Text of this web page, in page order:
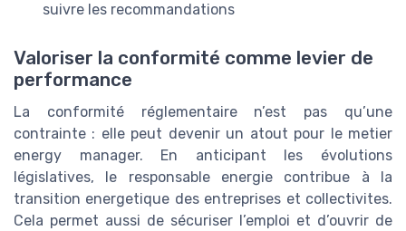
suivre les recommandations
Valoriser la conformité comme levier de
performance
La conformité réglementaire n’est pas qu’une
contrainte : elle peut devenir un atout pour le metier
energy manager. En anticipant les évolutions
législatives, le responsable energie contribue à la
transition energetique des entreprises et collectivites.
Cela permet aussi de sécuriser l’emploi et d’ouvrir de